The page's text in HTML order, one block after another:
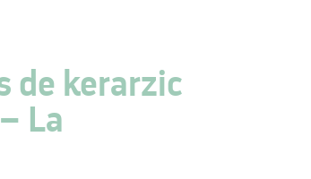
de kerarzic
La